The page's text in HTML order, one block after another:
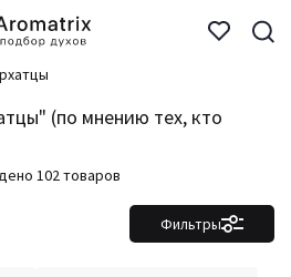
(по мнению тех, кто
102 товаров
Фильтры